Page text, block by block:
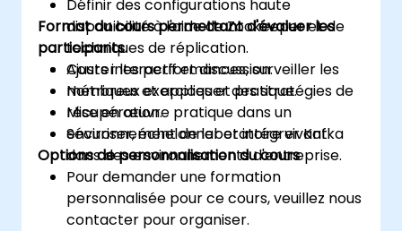
Définir des configurations haute
disponibilité à l'aide de Zookeeper et de
techniques de réplication.
Ajuster les performances, surveiller les
métriques et appliquer des stratégies de
récupération.
Sécuriser, échelonner et intégrer Kafka
dans des environnements d'entreprise.
Format du cours permettant d'évaluer les
participants
Cours interactif et discussion.
Nombreux exercices et pratique.
Mise en œuvre pratique dans un
environnement de laboratoire vivant.
Options de personnalisation du cours
Pour demander une formation
personnalisée pour ce cours, veuillez nous
contacter pour organiser.